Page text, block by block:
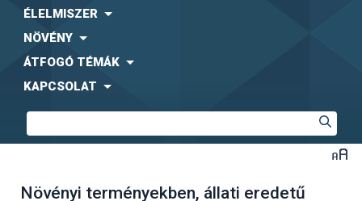
ÉLELMISZER
NÖVÉNY
ÁTFOGÓ TÉMÁK
KAPCSOLAT
Növényi terményekben, állati eredetű